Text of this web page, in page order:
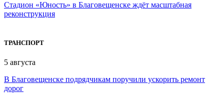
Стадион «Юность» в Благовещенске ждёт масштабная
реконструкция
ТРАНСПОРТ
5 августа
В Благовещенске подрядчикам поручили ускорить ремонт
дорог